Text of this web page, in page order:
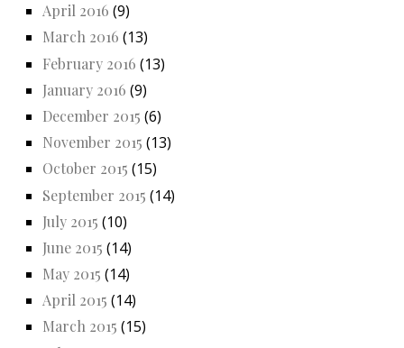
April 2016 (9)
March 2016 (13)
February 2016 (13)
January 2016 (9)
December 2015 (6)
November 2015 (13)
October 2015 (15)
September 2015 (14)
July 2015 (10)
June 2015 (14)
May 2015 (14)
April 2015 (14)
March 2015 (15)